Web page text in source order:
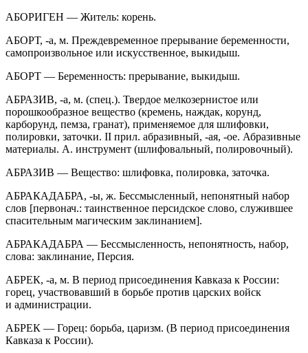
АБОРИГЕН — Житель: корень.
АБОРТ, -а, м. Преждевременное прерывание беременности,
самопроизвольное или искусственное, выкидыш.
АБОРТ — Беременность: прерывание, выкидыш.
АБРАЗИВ, -а, м. (спец.). Твердое мелкозернистое или
порошкообразное вещество (кремень, наждак, корунд,
карборунд, пемза, гранат), применяемое для шлифовки,
полировки, заточки. II прил. абразивный, -ая, -ое. Абразивные
материалы. А. инструмент (шлифовальный, полировочный).
АБРАЗИВ — Вещество: шлифовка, полировка, заточка.
АБРАКАДАБРА, -ы, ж. Бессмысленный, непонятный набор
слов [первонач.: таинственное персидское слово, служившее
спасительным магическим заклинанием].
АБРАКАДАБРА — Бессмысленность, непонятность, набор,
слова: заклинание, Персия.
АБРЕК, -a, м. В период присоединения Кавказа к России:
горец, участвовавший в борьбе против царских войск
и администрации.
АБРЕК — Горец: борьба, царизм. (В период присоединения
Кавказа к России).